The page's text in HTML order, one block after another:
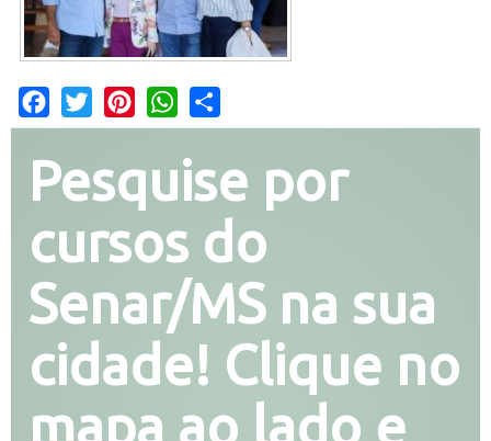
Facebook
Twitter PinterestWhatsApp
Pesquise por
cursos do
Senar/MS na sua
cidade! Clique no
mapa ao lado e